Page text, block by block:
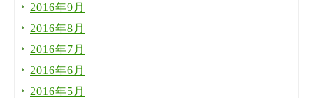
2016年9月
2016年8月
2016年7月
2016年6月
2016年5月